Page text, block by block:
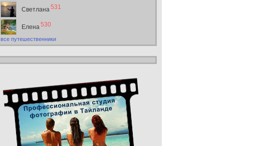
Светлана531
Елена530
все путешественники